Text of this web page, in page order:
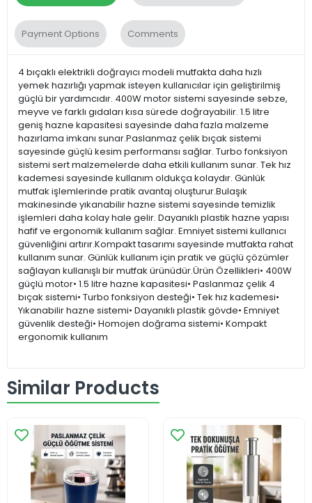
Payment Options Comments
4 bıçaklı elektrikli doğrayıcı modeli mutfakta daha hızlı
yemek hazırlığı yapmak isteyen kullanıcılar için geliştirilmiş
güçlü bir yardımcıdır. 400W motor sistemi sayesinde sebze,
meyve ve farklı gıdaları kısa sürede doğrayabilir. 1.5 litre
geniş hazne kapasitesi sayesinde daha fazla malzeme
hazırlama imkanı sunar.Paslanmaz çelik bıçak sistemi
sayesinde güçlü kesim performansı sağlar. Turbo fonksiyon
sistemi sert malzemelerde daha etkili kullanım sunar. Tek hız
kademesi sayesinde kullanım oldukça kolaydır. Günlük
mutfak işlemlerinde pratik avantaj oluşturur.Bulaşık
makinesinde yıkanabilir hazne sistemi sayesinde temizlik
işlemleri daha kolay hale gelir. Dayanıklı plastik hazne yapısı
hafif ve ergonomik kullanım sağlar. Emniyet sistemi kullanıcı
güvenliğini artırır.Kompakt tasarımı sayesinde mutfakta rahat
kullanım sunar. Günlük kullanım için pratik ve güçlü çözümler
sağlayan kullanışlı bir mutfak ürünüdür.Ürün Özellikleri• 400W
güçlü motor• 1.5 litre hazne kapasitesi• Paslanmaz çelik 4
bıçak sistemi• Turbo fonksiyon desteği• Tek hız kademesi•
Yıkanabilir hazne sistemi• Dayanıklı plastik gövde• Emniyet
güvenlik desteği• Homojen doğrama sistemi• Kompakt
ergonomik kullanım
Similar Products